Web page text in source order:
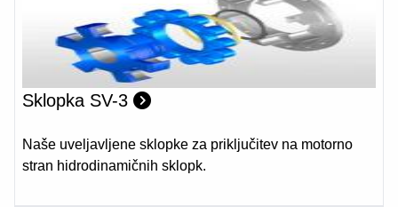
Sklopka SV-3
Naše uveljavljene sklopke za priključitev na motorno
stran hidrodinamičnih sklopk.